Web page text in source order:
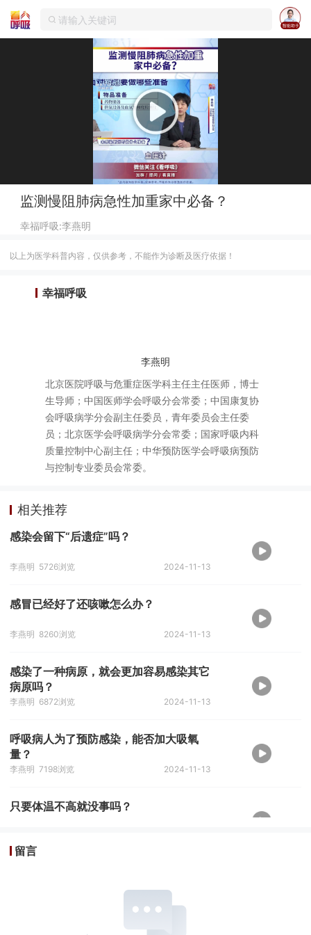
监测慢阻肺病急性加重家中必备？
幸福呼吸:李燕明
以上为医学科普内容，仅供参考，不能作为诊断及医疗依据！
幸福呼吸
李燕明
北京医院呼吸与危重症医学科主任主任医师，博士
生导师；中国医师学会呼吸分会常委；中国康复协
会呼吸病学分会副主任委员，青年委员会主任委
员；北京医学会呼吸病学分会常委；国家呼吸内科
质量控制中心副主任；中华预防医学会呼吸病预防
与控制专业委员会常委。
相关推荐
感染会留下“后遗症”吗？
李燕明 5726浏览 2024-11-13
感冒已经好了还咳嗽怎么办？
李燕明 8260浏览 2024-11-13
感染了一种病原，就会更加容易感染其它
病原吗？
李燕明 6872浏览 2024-11-13
呼吸病人为了预防感染，能否加大吸氧
量？
李燕明 7198浏览 2024-11-13
只要体温不高就没事吗？
2024-11-11
留言